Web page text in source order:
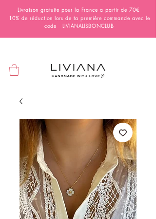
Livraison gratuite pour la France a partir de 70€
10% de réduction lors de ta première commande avec le
code LIVIANALISBONCLUB